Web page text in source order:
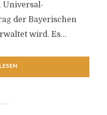
Universal-
der Bayerischen
wird. Es...